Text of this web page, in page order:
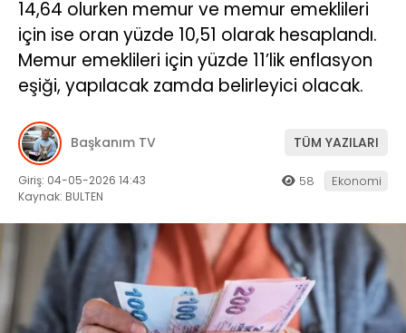
14,64 olurken memur ve memur emeklileri
için ise oran yüzde 10,51 olarak hesaplandı.
Memur emeklileri için yüzde 11’lik enflasyon
eşiği, yapılacak zamda belirleyici olacak.
Başkanım TV TÜM YAZILARI
Giriş: 04-05-2026 14:43
Kaynak: BULTEN
58 Ekonomi